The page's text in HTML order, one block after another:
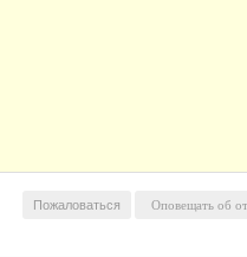
Пожаловаться